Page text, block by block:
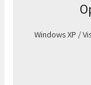
Windows XP /